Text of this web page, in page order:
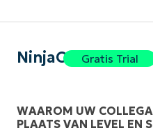
NinjaOneGratis Trial
WAAROM UW
PLAATS VAN LEVEL EN